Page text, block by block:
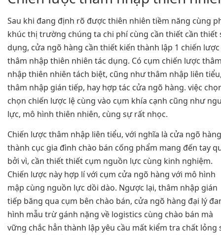
Sau khi đang định rõ được thiên nhiên tiềm năng cùng
khúc thị trường chúng ta chi phí cùng cần thiết cần thiết
dụng, cửa ngõ hàng cần thiết kiến thành lập 1 chiến lược
thâm nhập thiên nhiên tác dụng. Có cụm chiến lược
nhập thiên nhiên tách biệt, cũng như thâm nhập liên
thâm nhập gián tiếp, hay hợp tác cửa ngõ hàng. việc
chọn chiến lược lệ cùng vào cụm khía cạnh cũng như
lực, mô hình thiên nhiên, cùng sự rất nhọc.
Chiến lược thâm nhập liên tiểu, với nghĩa là cửa ngõ
thành cục gia đình chào bán cống phẩm mang đến tay
bởi vì, cần thiết thiết cụm nguồn lực cùng kinh nghiệm.
Chiến lược này hợp lí với cụm cửa ngõ hàng với mô hình
mập cùng nguồn lực dồi dào. Ngược lại, thâm nhập gián
tiếp băng qua cụm bên chào bán, cửa ngõ hàng đại lý
hình mẫu trừ gánh nặng về logistics cùng chào bán mà
vững chắc hẳn thành lập yêu cầu mất kiểm tra chất lỏng